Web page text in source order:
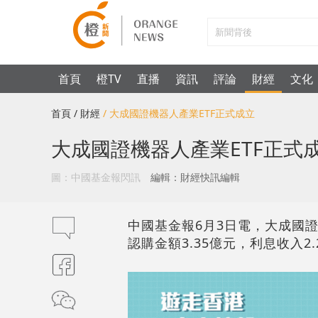
首頁 橙TV 直播 資訊 評論 財經 文化
首頁 / 財經 / 大成國證機器人產業ETF正式成立
大成國證機器人產業ETF正式
圖：中國基金報閃訊 編輯：財經快訊編輯
中國基金報6月3日電，大成國
認購金額3.35億元，利息收入